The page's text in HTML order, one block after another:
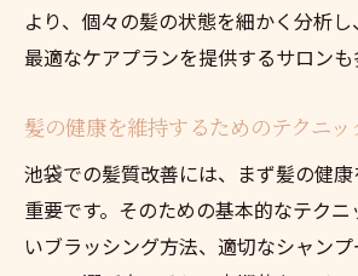
より、個々の髪の状態を細かく分析
最適なケアプランを提供するサロンも
髪の健康を維持するためのテクニッ
池袋での髪質改善には、まず髪の健
重要です。そのための基本的なテクニ
いブラッシング方法、適切なシャン